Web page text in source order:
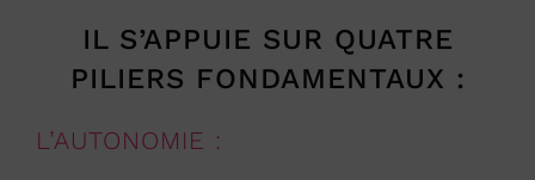
IL S’APPUIE SUR QUATRE
PILIERS FONDAMENTAUX :
L’AUTONOMIE :